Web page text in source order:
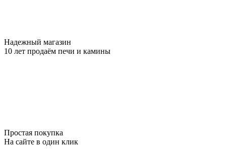
Надежный магазин
10 лет продаём печи и камины
Простая покупка
На сайте в один клик